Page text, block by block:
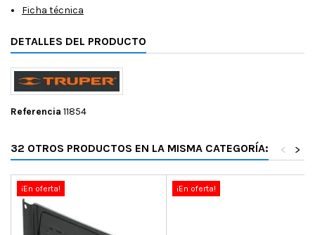
Ficha técnica
DETALLES DEL PRODUCTO
Referencia 11854
32 OTROS PRODUCTOS EN LA MISMA CATEGORÍA: >
<
¡En oferta! ¡En oferta!